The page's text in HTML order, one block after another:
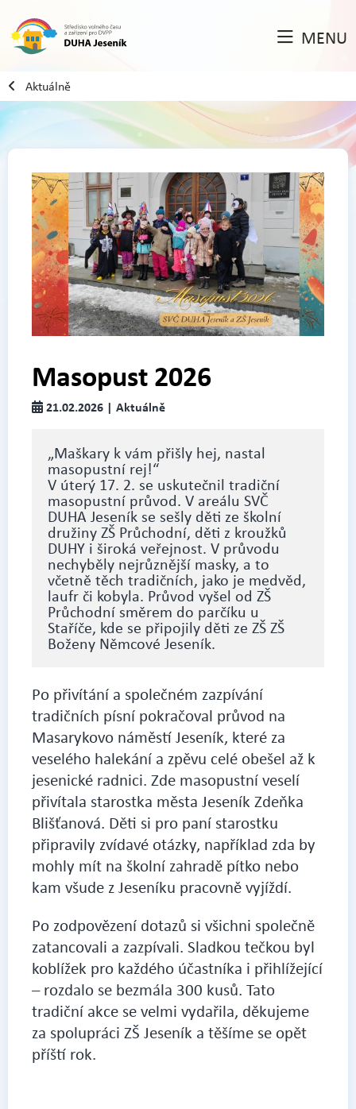
MENU
Aktuálně
Masopust 2026
21.02.2026 | Aktuálně
„Maškary k vám přišly hej, nastal
masopustní rej!“
V úterý 17. 2. se uskutečnil tradiční
masopustní průvod. V areálu SVČ
DUHA Jeseník se sešly děti ze školní
družiny ZŠ Průchodní, děti z kroužků
DUHY i široká veřejnost. V průvodu
nechyběly nejrůznější masky, a to
včetně těch tradičních, jako je medvěd,
laufr či kobyla. Průvod vyšel od ZŠ
Průchodní směrem do parčíku u
Staříče, kde se připojily děti ze ZŠ ZŠ
Boženy Němcové Jeseník.
Po přivítání a společném zazpívání
tradičních písní pokračoval průvod na
Masarykovo náměstí Jeseník, které za
veselého halekání a zpěvu celé obešel až k
jesenické radnici. Zde masopustní veselí
přivítala starostka města Jeseník Zdeňka
Blišťanová. Děti si pro paní starostku
připravily zvídavé otázky, například zda by
mohly mít na školní zahradě pítko nebo
kam všude z Jeseníku pracovně vyjíždí.
Po zodpovězení dotazů si všichni společně
zatancovali a zazpívali. Sladkou tečkou byl
koblížek pro každého účastníka i přihlížející
– rozdalo se bezmála 300 kusů. Tato
tradiční akce se velmi vydařila, děkujeme
za spolupráci ZŠ Jeseník a těšíme se opět
příští rok.